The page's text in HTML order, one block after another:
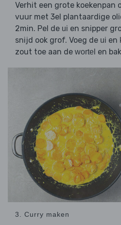
Verhit een grote koekenpan
vuur met 3el plantaardige
2min. Pel de ui en snipper
snijd ook grof. Voeg de ui en
zout toe aan de wortel en
3. Curry maken